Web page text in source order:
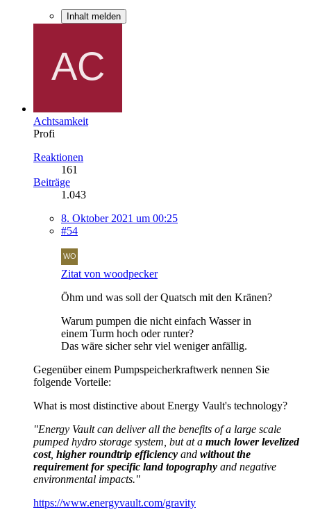
Inhalt melden
Achtsamkeit
Profi
Reaktionen
161
Beiträge
1.043
8. Oktober 2021 um 00:25
#54
Zitat von woodpecker
Öhm und was soll der Quatsch mit den Kränen?
Warum pumpen die nicht einfach Wasser in
einem Turm hoch oder runter?
Das wäre sicher sehr viel weniger anfällig.
Gegenüber einem Pumpspeicherkraftwerk nennen Sie
folgende Vorteile:
What is most distinctive about Energy Vault's technology?
"Energy Vault can deliver all the benefits of a large scale
pumped hydro storage system, but at a much lower levelized
cost, higher roundtrip efficiency and without the
requirement for specific land topography and negative
environmental impacts."
https://www.energyvault.com/gravity